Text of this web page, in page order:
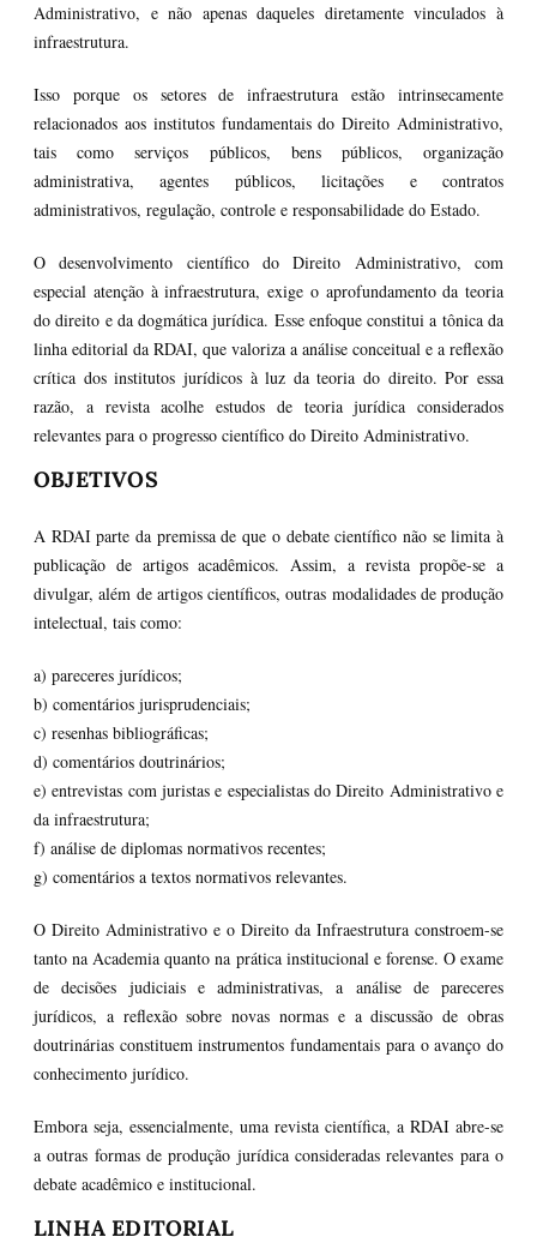
Administrativo, e não apenas daqueles diretamente vinculados à
infraestrutura.
Isso porque os setores de infraestrutura estão intrinsecamente
relacionados aos institutos fundamentais do Direito Administrativo,
tais como serviços públicos, bens públicos, organização
administrativa, agentes públicos, licitações e contratos
administrativos, regulação, controle e responsabilidade do Estado.
O desenvolvimento científico do Direito Administrativo, com
especial atenção à infraestrutura, exige o aprofundamento da teoria
do direito e da dogmática jurídica. Esse enfoque constitui a tônica da
linha editorial da RDAI, que valoriza a análise conceitual e a reflexão
crítica dos institutos jurídicos à luz da teoria do direito. Por essa
razão, a revista acolhe estudos de teoria jurídica considerados
relevantes para o progresso científico do Direito Administrativo.
OBJETIVOS
A RDAI parte da premissa de que o debate científico não se limita à
publicação de artigos acadêmicos. Assim, a revista propõe-se a
divulgar, além de artigos científicos, outras modalidades de produção
intelectual, tais como:
a) pareceres jurídicos;
b) comentários jurisprudenciais;
c) resenhas bibliográficas;
d) comentários doutrinários;
e) entrevistas com juristas e especialistas do Direito Administrativo e
da infraestrutura;
f) análise de diplomas normativos recentes;
g) comentários a textos normativos relevantes.
O Direito Administrativo e o Direito da Infraestrutura constroem-se
tanto na Academia quanto na prática institucional e forense. O exame
de decisões judiciais e administrativas, a análise de pareceres
jurídicos, a reflexão sobre novas normas e a discussão de obras
doutrinárias constituem instrumentos fundamentais para o avanço do
conhecimento jurídico.
Embora seja, essencialmente, uma revista científica, a RDAI abre-se
a outras formas de produção jurídica consideradas relevantes para o
debate acadêmico e institucional.
LINHA EDITORIAL